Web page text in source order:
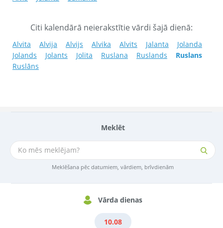
Meklēt
Meklēšana pēc datumiem, vārdiem, brīvdienām
Vārda dienas
10.08
Citi kalendārā neierakstītie vārdi šajā dienā:
Alvita Alvija Alvijs Alvika Alvits Jalanta
Jolanda
Jolands
Jolants Jolita Ruslana Ruslands
Ruslans
Ruslāns